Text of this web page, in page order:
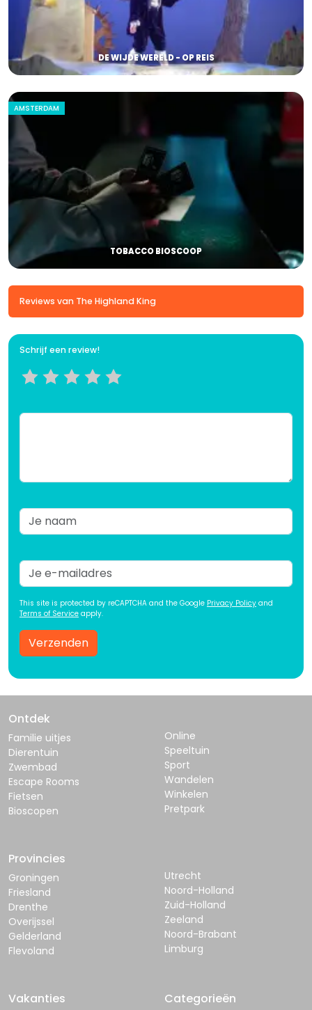
DE WIJDE WERELD - OP REIS
AMSTERDAM
TOBACCO BIOSCOOP
Reviews van The Highland King
Schrijf een review!
This site is protected by reCAPTCHA and the Google Privacy Policy and
Terms of Service apply.
Verzenden
Ontdek
Familie uitjes
Dierentuin
Zwembad
Escape Rooms
Fietsen
Bioscopen
Online
Speeltuin
Sport
Wandelen
Winkelen
Pretpark
Provincies
Groningen
Friesland
Drenthe
Overijssel
Gelderland
Flevoland
Utrecht
Noord-Holland
Zuid-Holland
Zeeland
Noord-Brabant
Limburg
Vakanties Categorieën